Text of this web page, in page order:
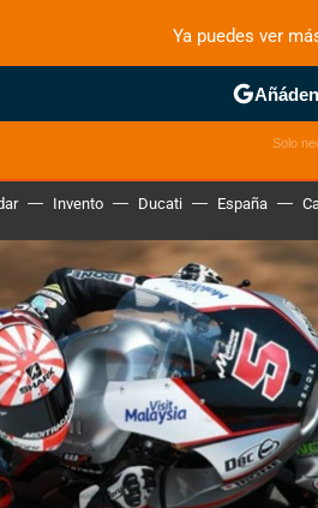
NUEVO
MOTOS ELÉCTRICAS
Invento Ducati España
Ya puedes ver
Solo